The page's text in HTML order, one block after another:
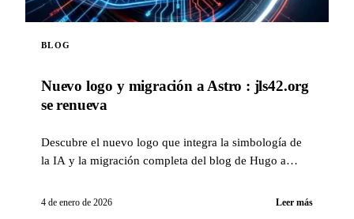
BLOG
Nuevo logo y migración a Astro : jls42.org
se renueva
Descubre el nuevo logo que integra la simbología de
la IA y la migración completa del blog de Hugo a
4 de enero de 2026 Leer más